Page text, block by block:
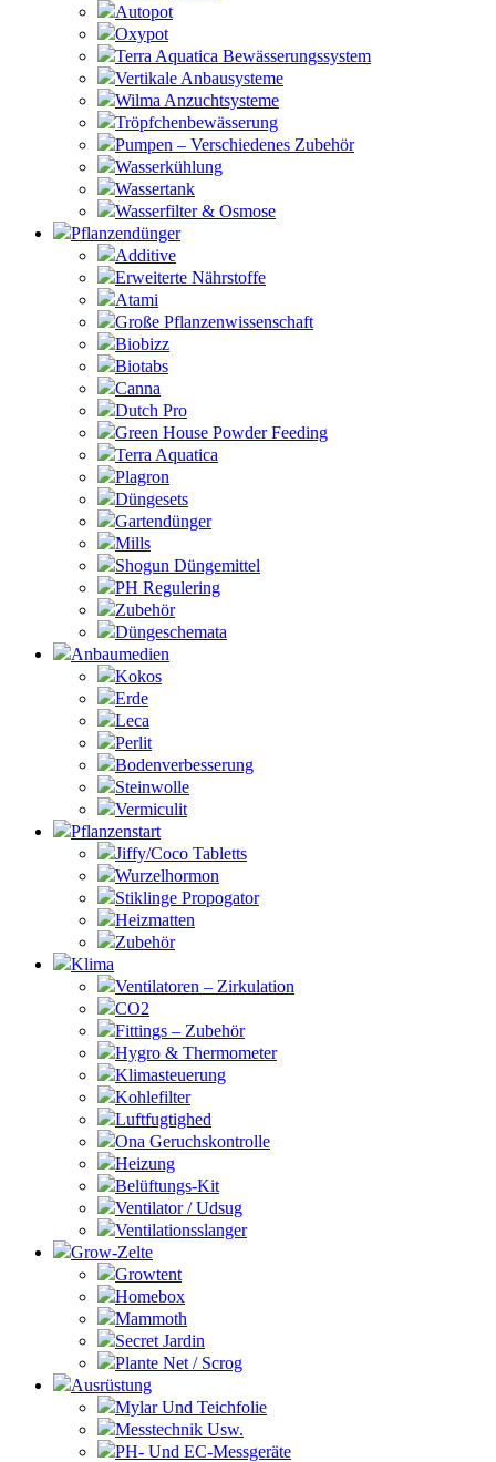
Autopot
Oxypot
Terra Aquatica Bewässerungssystem
Vertikale Anbausysteme
Wilma Anzuchtsysteme
Tröpfchenbewässerung
Pumpen – Verschiedenes Zubehör
Wasserkühlung
Wassertank
Wasserfilter & Osmose
Pflanzendünger
Additive
Erweiterte Nährstoffe
Atami
Große Pflanzenwissenschaft
Biobizz
Biotabs
Canna
Dutch Pro
Green House Powder Feeding
Terra Aquatica
Plagron
Düngesets
Gartendünger
Mills
Shogun Düngemittel
PH Regulering
Zubehör
Düngeschemata
Anbaumedien
Kokos
Erde
Leca
Perlit
Bodenverbesserung
Steinwolle
Vermiculit
Pflanzenstart
Jiffy/Coco Tabletts
Wurzelhormon
Stiklinge Propogator
Heizmatten
Zubehör
Klima
Ventilatoren – Zirkulation
CO2
Fittings – Zubehör
Hygro & Thermometer
Klimasteuerung
Kohlefilter
Luftfugtighed
Ona Geruchskontrolle
Heizung
Belüftungs-Kit
Ventilator / Udsug
Ventilationsslanger
Grow-Zelte
Growtent
Homebox
Mammoth
Secret Jardin
Plante Net / Scrog
Ausrüstung
Mylar Und Teichfolie
Messtechnik Usw.
PH- Und EC-Messgeräte